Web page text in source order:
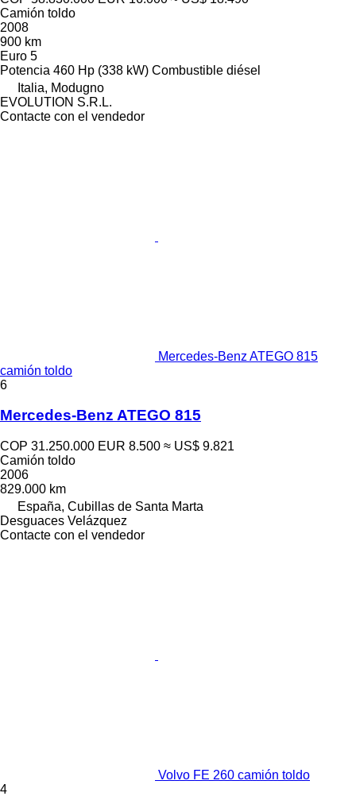
Camión toldo
2008
900 km
Euro 5
Potencia 460 Hp (338 kW) Combustible diésel
Italia, Modugno
EVOLUTION S.R.L.
Contacte con el vendedor
Mercedes-Benz ATEGO 815
camión toldo
6
Mercedes-Benz ATEGO 815
COP 31.250.000 EUR 8.500 ≈ US$ 9.821
Camión toldo
2006
829.000 km
España, Cubillas de Santa Marta
Desguaces Velázquez
Contacte con el vendedor
Volvo FE 260 camión toldo
4